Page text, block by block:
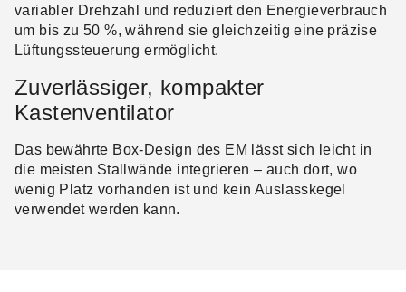
variabler Drehzahl und reduziert den Energieverbrauch
um bis zu 50 %, während sie gleichzeitig eine präzise
Lüftungssteuerung ermöglicht.
Zuverlässiger, kompakter
Kastenventilator
Das bewährte Box-Design des EM lässt sich leicht in
die meisten Stallwände integrieren – auch dort, wo
wenig Platz vorhanden ist und kein Auslasskegel
verwendet werden kann.